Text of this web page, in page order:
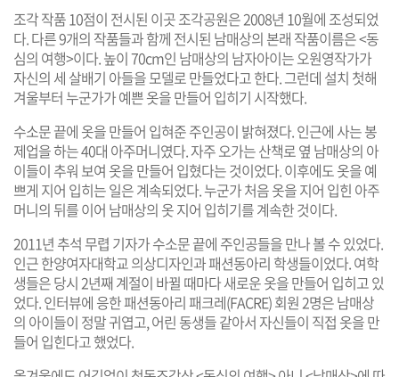
조각 작품 10점이 전시된 이곳 조각공원은 2008년 10월에 조성되었
다. 다른 9개의 작품들과 함께 전시된 남매상의 본래 작품이름은 <동
심의 여행>이다. 높이 70cm인 남매상의 남자아이는 오원영작가가
자신의 세 살배기 아들을 모델로 만들었다고 한다. 그런데 설치 첫해
겨울부터 누군가가 예쁜 옷을 만들어 입히기 시작했다.
수소문 끝에 옷을 만들어 입혀준 주인공이 밝혀졌다. 인근에 사는 봉
제업을 하는 40대 아주머니였다. 자주 오가는 산책로 옆 남매상의 아
이들이 추워 보여 옷을 만들어 입혔다는 것이었다. 이후에도 옷을 예
쁘게 지어 입히는 일은 계속되었다. 누군가 처음 옷을 지어 입힌 아주
머니의 뒤를 이어 남매상의 옷 지어 입히기를 계속한 것이다.
2011년 추석 무렵 기자가 수소문 끝에 주인공들을 만나 볼 수 있었다.
인근 한양여자대학교 의상디자인과 패션동아리 학생들이었다. 여학
생들은 당시 2년째 계절이 바뀔 때마다 새로운 옷을 만들어 입히고 있
었다. 인터뷰에 응한 패션동아리 패크레(FACRE) 회원 2명은 남매상
의 아이들이 정말 귀엽고, 어린 동생들 같아서 자신들이 직접 옷을 만
들어 입힌다고 했었다.